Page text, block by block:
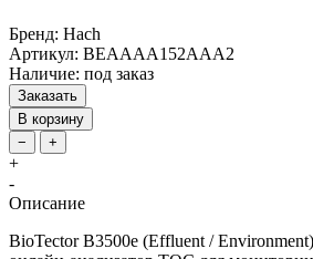
Бренд: Hach
Артикул: BEAAAA152AAA2
Наличие: под заказ
Заказать
В корзину
−
+
+
-
Описание
BioTector B3500e (Effluent /